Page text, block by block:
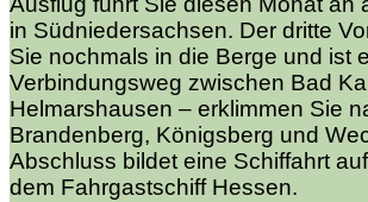
in Südniedersachsen. Der dritte
Sie nochmals in die Berge und ist
Verbindungsweg zwischen Bad
Helmarshausen – erklimmen Sie
Brandenberg, Königsberg und
Abschluss bildet eine Schiffahrt
dem Fahrgastschiff Hessen.